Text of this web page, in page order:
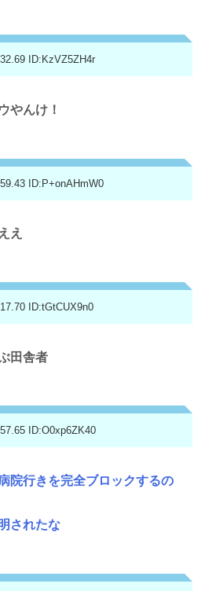
ID:KzVZ5ZH4r
やんけ！
ID:P+onAHmW0
え
ID:tGtCUX9n0
田舎者
ID:O0xp6ZK40
院行きを完全ブロックするの
されたな